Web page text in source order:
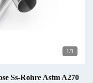
1/1
Ss-Rohre Astm A270